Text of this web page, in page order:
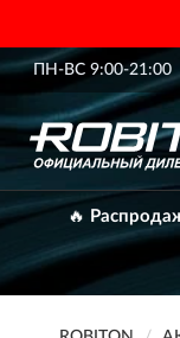
ПН-ВС 9:00-21:00
🔥